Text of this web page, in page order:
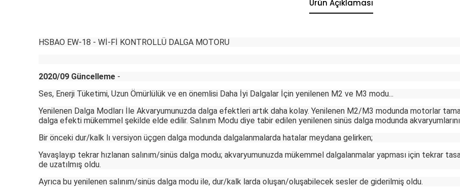
Ürün Açıklaması
HSBAO EW-18 - Wİ-Fİ KONTROLLÜ DALGA MOTORU
2020/09 Güncelleme -
Ses, Enerji Tüketimi, Uzun Ömürlülük ve en önemlisi Daha İyi Dalgalar İçin yenilenen M2 ve M3 modu...
Yenilenen Dalga Modları İle Akvaryumunuzda dalga efektleri artık daha kolay. Yenilenen M2/M3 modunda motorlar
dalga efekti mükemmel şekilde elde edilir. Salınım Modu diye tabir edilen yenilenen sinüs dalga modunda
Bir önceki dur/kalk lı versiyon üçgen dalga modunda dalgalanmalarda hatalar meydana gelirken;
Yavaşlayıp tekrar hızlanan salınım/sinüs dalga modu; akvaryumunuzda mükemmel dalgalanmalar yapması için tekrar
de uzatılmış oldu.
Ayrıca bu yenilenen salınım/sinüs dalga modu ile, dur/kalk larda oluşan/oluşabilecek sesler de giderilmiş oldu.